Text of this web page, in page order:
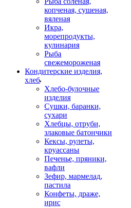
копченая, сушеная,
вяленая
Икра,
морепродукты,
кулинария
Рыба
свежемороженая
Кондитерские изделия,
хлеб
Хлебо-булочные
изделия
Сушки, баранки,
сухари
Хлебцы, отруби,
злаковые батончики
Кексы, рулеты,
круассаны
Печенье, пряники,
вафли
Зефир, мармелад,
пастила
Конфеты, драже,
ирис